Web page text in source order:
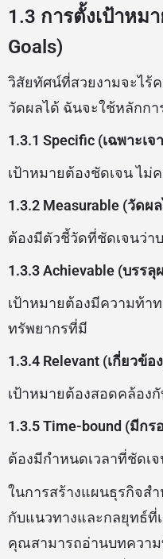
1.3 การตั้งเป้าหม
Goals)
วิสัยทัศน์ที่สวยงามจะไร้
วัดผลได้ ฉันจะใช้หลักกา
1.3.1 Specific (เฉพาะเจ
เป้าหมายต้องชัดเจน ไม่
1.3.2 Measurable (วัดผ
ต้องมีตัวชี้วัดที่ชัดเจนว่า
1.3.3 Achievable (บรรลุ
เป้าหมายต้องมีความท้า
ทรัพยากรที่มี
1.3.4 Relevant (เกี่ยวข้อ
เป้าหมายต้องสอดคล้อง
1.3.5 Time-bound (มีกร
ต้องมีกำหนดเวลาที่ชัดเ
ในการสร้างแผนธุรกิจส
กับแนวทางและกลยุทธ์ที่
คุณสามารถอ่านบทความ